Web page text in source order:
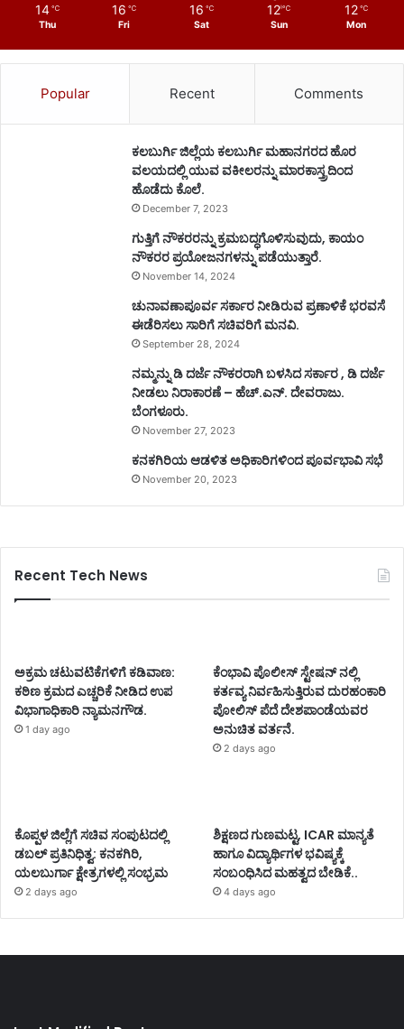
14 ℃
Thu
16 ℃
Fri
16 ℃
Sat
12 ℃
Sun
12 ℃
Mon
Popular Recent Comments
ಕಲಬುರ್ಗಿ ಜಿಲ್ಲೆಯ ಕಲಬುರ್ಗಿ ಮಹಾನಗರದ ಹೊರ
ವಲಯದಲ್ಲಿ ಯುವ ವಕೀಲರನ್ನು ಮಾರಕಾಸ್ತ್ರದಿಂದ
ಹೊಡೆದು ಕೊಲೆ.
December 7, 2023
ಗುತ್ತಿಗೆ ನೌಕರರನ್ನು ಕ್ರಮಬದ್ಧಗೊಳಿಸುವುದು, ಕಾಯಂ
ನೌಕರರ ಪ್ರಯೋಜನಗಳನ್ನು ಪಡೆಯುತ್ತಾರೆ.
November 14, 2024
ಚುನಾವಣಾಪೂರ್ವ ಸರ್ಕಾರ ನೀಡಿರುವ ಪ್ರಣಾಳಿಕೆ ಭರವಸೆ
ಈಡೆರಿಸಲು ಸಾರಿಗೆ ಸಚಿವರಿಗೆ ಮನವಿ.
September 28, 2024
ನಮ್ಮನ್ನು ಡಿ ದರ್ಜೆ ನೌಕರರಾಗಿ ಬಳಸಿದ ಸರ್ಕಾರ , ಡಿ ದರ್ಜೆ
ನೀಡಲು ನಿರಾಕಾರಣೆ – ಹೆಚ್.ಎನ್. ದೇವರಾಜು.
ಬೆಂಗಳೂರು.
November 27, 2023
ಕನಕಗಿರಿಯ ಆಡಳಿತ ಅಧಿಕಾರಿಗಳಿಂದ ಪೂರ್ವಭಾವಿ ಸಭೆ
November 20, 2023
Recent Tech News
ಅಕ್ರಮ ಚಟುವಟಿಕೆಗಳಿಗೆ ಕಡಿವಾಣ:
ಕಠಿಣ ಕ್ರಮದ ಎಚ್ಚರಿಕೆ ನೀಡಿದ ಉಪ
ವಿಭಾಗಾಧಿಕಾರಿ ನ್ಯಾಮನಗೌಡ.
1 day ago
ಕೆಂಭಾವಿ ಪೊಲೀಸ್ ಸ್ಟೇಷನ್ ನಲ್ಲಿ
ಕರ್ತವ್ಯ ನಿರ್ವಹಿಸುತ್ತಿರುವ ದುರಹಂಕಾರಿ
ಪೋಲಿಸ್ ಪೆದೆ ದೇಶಪಾಂಡೆಯವರ
ಅನುಚಿತ ವರ್ತನೆ.
2 days ago
ಕೊಪ್ಪಳ ಜಿಲ್ಲೆಗೆ ಸಚಿವ ಸಂಪುಟದಲ್ಲಿ
ಡಬಲ್ ಪ್ರತಿನಿಧಿತ್ವ: ಕನಕಗಿರಿ,
ಯಲಬುರ್ಗಾ ಕ್ಷೇತ್ರಗಳಲ್ಲಿ ಸಂಭ್ರಮ
2 days ago
ಶಿಕ್ಷಣದ ಗುಣಮಟ್ಟ, ICAR ಮಾನ್ಯತೆ
ಹಾಗೂ ವಿದ್ಯಾರ್ಥಿಗಳ ಭವಿಷ್ಯಕ್ಕೆ
ಸಂಬಂಧಿಸಿದ ಮಹತ್ವದ ಬೇಡಿಕೆ..
4 days ago